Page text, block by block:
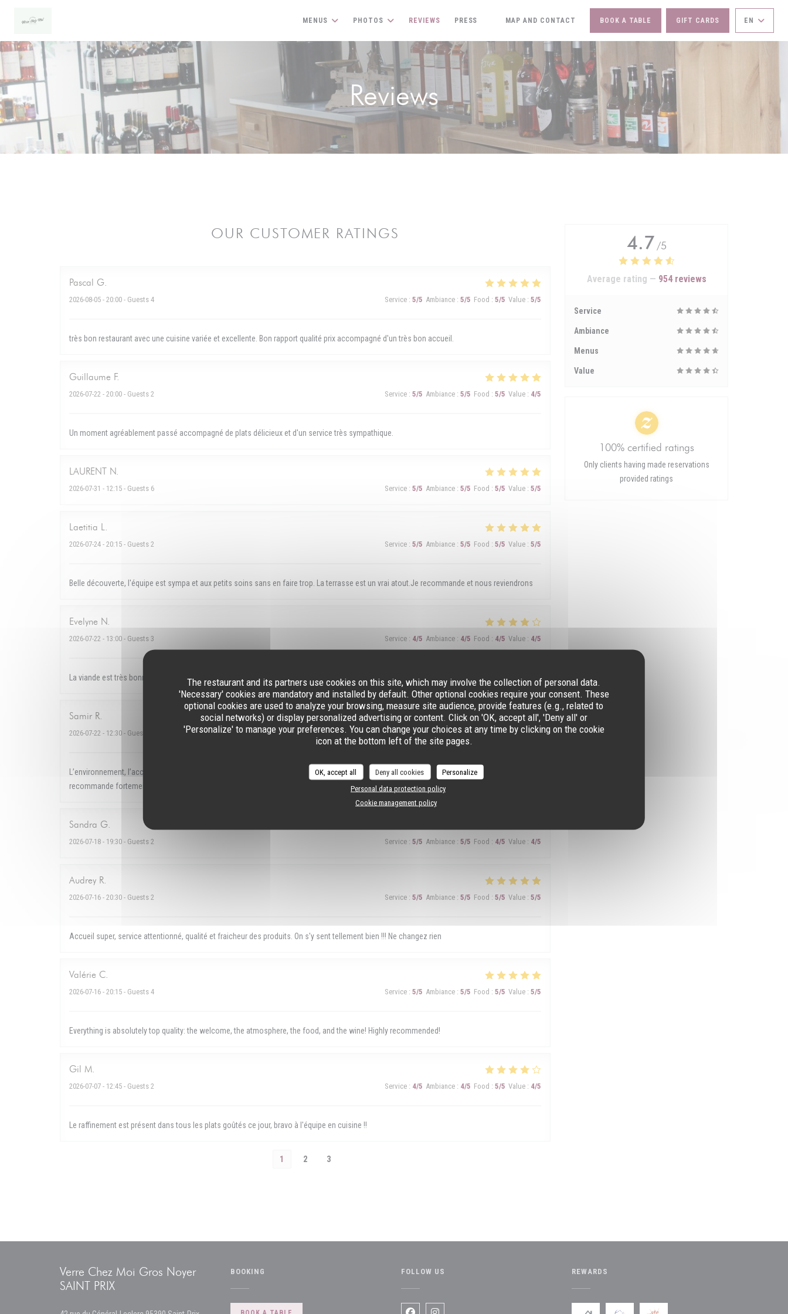
The restaurant and its partners use cookies on this site, which may involve the collection of personal data.
'Necessary' cookies are mandatory and installed by default. Other optional cookies require your consent. These
optional cookies are used to analyze your browsing, measure site audience, provide features (e.g., related to
social networks) or display personalized advertising or content. Click on 'OK, accept all', 'Deny all' or
'Personalize' to manage your preferences. You can change your choices at any time by clicking on the cookie
icon at the bottom left of the site pages.
OK, accept all Deny all cookies
Personalize
Personal data protection policy
Cookie management policy
MENUS PHOTOS REVIEWS PRESS MAP AND CONTACT BOOK A TABLE GIFT CARDS EN
Reviews
OUR CUSTOMER RATINGS
Pascal G
2026-08-05 - 20:00 - Guests 4 Service : 5/5 Ambiance : 5/5 Food : 5/5 Value : 5/5
très bon restaurant avec une cuisine variée et excellente. Bon rapport qualité prix accompagné d'un très bon accueil.
Guillaume F
2026-07-22 - 20:00 - Guests 2 Service : 5/5 Ambiance : 5/5 Food : 5/5 Value : 4/5
Un moment agréablement passé accompagné de plats délicieux et d'un service très sympathique.
LAURENT N
2026-07-31 - 12:15 - Guests 6 Service : 5/5 Ambiance : 5/5 Food : 5/5 Value : 5/5
Laetitia L
2026-07-24 - 20:15 - Guests 2 Service : 5/5 Ambiance : 5/5 Food : 5/5 Value : 5/5
Belle découverte, l'équipe est sympa et aux petits soins sans en faire trop. La terrasse est un vrai atout.Je recommande et nous reviendrons
Evelyne N
2026-07-22 - 13:00 - Guests 3 Service : 4/5 Ambiance : 4/5 Food : 4/5 Value : 4/5
La viande est très bonne mais déçu par les frites car ce ne sont des petits morceaux de frites
Samir R
2026-07-22 - 12:30 - Guests 2 Service: 5/5 Ambiance: 4 /5 Food : 5/5 Value: 5/5
L’environnement, l’accueil, le service et surtout la qualité dans les assiettes ! Merci au Patron pour son professionnalisme et son sourire !! Je
recommande fortement !
Sandra G
2026-07-18 - 19:30 - Guests 2 Service : 5/5 Ambiance : 5/5 Food : 4/5 Value : 4/5
Audrey R
2026-07-16 - 20:30 - Guests 2 Service : 5/5 Ambiance : 5/5 Food : 5/5 Value : 5/5
Accueil super, service attentionné, qualité et fraicheur des produits. On s'y sent tellement bien !!! Ne changez rien
Valérie C
2026-07-16 - 20:15 - Guests 4 Service : 5/5 Ambiance : 5/5 Food : 5/5 Value : 5/5
Everything is absolutely top quality: the welcome, the atmosphere, the food, and the wine! Highly recommended!
Gil M
2026-07-07 - 12:45 - Guests 2 Service : 4/5 Ambiance : 4/5 Food : 5/5 Value : 4/5
Le raffinement est présent dans tous les plats goûtés ce jour, bravo à l'équipe en cuisine !!
1 2 3
4.7 /5
Average rating — 954 reviews
Service
Ambiance
Menus
Value
100% certified ratings
Only clients having made reservations
provided ratings
Verre Chez Moi Gros Noyer
SAINT PRIX
BOOKING FOLLOW US REWARDS